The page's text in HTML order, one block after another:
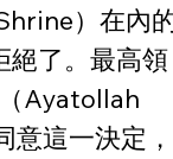
）在內
絕了。最高領
Ayatollah
這一決定，